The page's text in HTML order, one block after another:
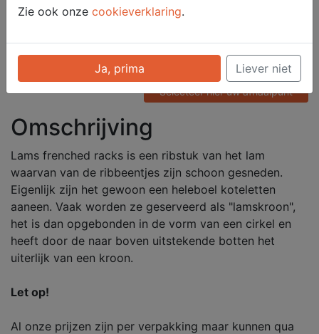
Categorie
Voor onze prijzen moet u
ingelogd zijn.
Selecteer hier uw afhaalpunt
Omschrijving
Lams frenched racks is een ribstuk van het lam
waarvan van de ribbeentjes zijn schoon gesneden.
Eigenlijk zijn het gewoon een heleboel koteletten
aaneen. Vaak worden ze geserveerd als "lamskroon",
het is dan opgebonden in de vorm van een cirkel en
heeft door de naar boven uitstekende botten het
uiterlijk van een kroon.
Let op!
Al onze prijzen zijn per verpakking maar kunnen qua
Zie ook onze cookieverklaring.
Ja, prima Liever niet